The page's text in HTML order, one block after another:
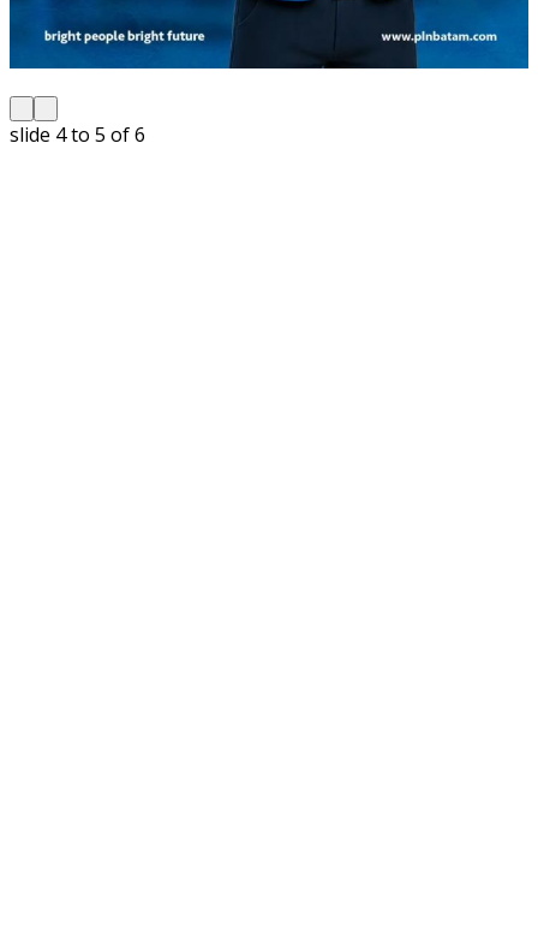
slide 5 to 6 of 6